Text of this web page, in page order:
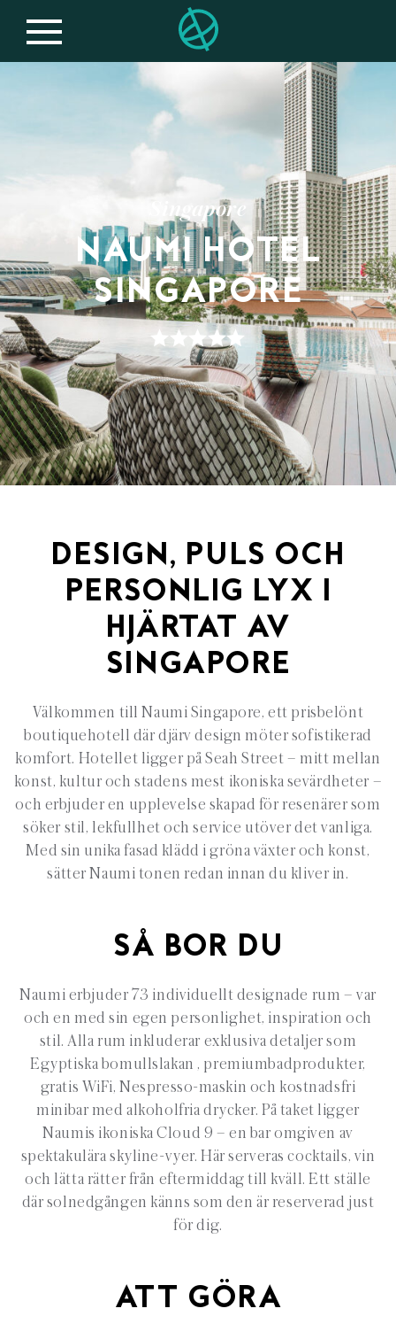
Singapore
NAUMI HOTEL
SINGAPORE
DESIGN, PULS OCH
PERSONLIG LYX I
HJÄRTAT AV
SINGAPORE
Välkommen till Naumi Singapore, ett prisbelönt
boutiquehotell där djärv design möter sofistikerad
komfort. Hotellet ligger på Seah Street – mitt mellan
konst, kultur och stadens mest ikoniska sevärdheter –
och erbjuder en upplevelse skapad för resenärer som
söker stil, lekfullhet och service utöver det vanliga.
Med sin unika fasad klädd i gröna växter och konst,
sätter Naumi tonen redan innan du kliver in.
SÅ BOR DU
Naumi erbjuder 73 individuellt designade rum – var
och en med sin egen personlighet, inspiration och
stil. Alla rum inkluderar exklusiva detaljer som
Egyptiska bomullslakan , premiumbadprodukter,
gratis WiFi, Nespresso-maskin och kostnadsfri
minibar med alkoholfria drycker. På taket ligger
Naumis ikoniska Cloud 9 – en bar omgiven av
spektakulära skyline-vyer. Här serveras cocktails, vin
och lätta rätter från eftermiddag till kväll. Ett ställe
där solnedgången känns som den är reserverad just
för dig.
ATT GÖRA